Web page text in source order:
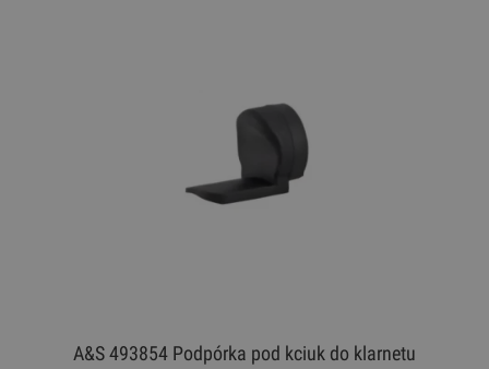
A&S 493854 Podpórka pod kciuk do klarnetu